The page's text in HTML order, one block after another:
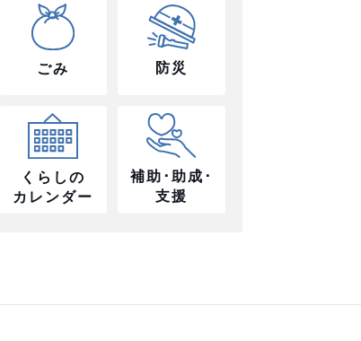
ごみ 防災
くらしの
カレンダー
補助･助成･
支援